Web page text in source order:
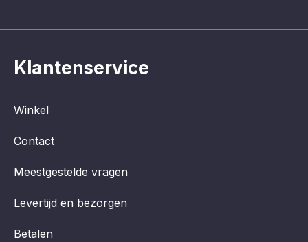
Klantenservice
Winkel
Contact
Meestgestelde vragen
Levertijd en bezorgen
Betalen